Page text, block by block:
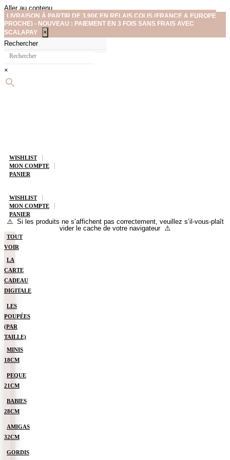
Aller au contenu
LIVRAISON À PARTIR DE 3,90€ EN RELAIS COLIS (FRANCE & EUROPE
PROCHE) - NOUVEAU : PAIEMENT EN 3 FOIS SANS FRAIS AVEC
SCALAPAY
×
Rechercher
×
WISHLIST
MON COMPTE
PANIER
WISHLIST
MON COMPTE
PANIER
⚠️ Si les produits ne s’affichent pas correctement, veuillez s’il-vous-plaît
vider le cache de votre navigateur ⚠️
TOUT
VOIR
LA
CARTE
CADEAU
DIGITALE
LES
POUPÉES
(PAR
TAILLE)
MINIS
18CM
PEQUE
21CM
BABIES
28CM
AMIGAS
32CM
GORDIS